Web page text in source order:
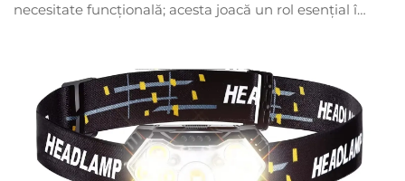
necesitate funcțională; acesta joacă un rol esențial în
tehnologiilor inteligente, sistemele de iluminat cu
senzor LED transformă tot mai mult...